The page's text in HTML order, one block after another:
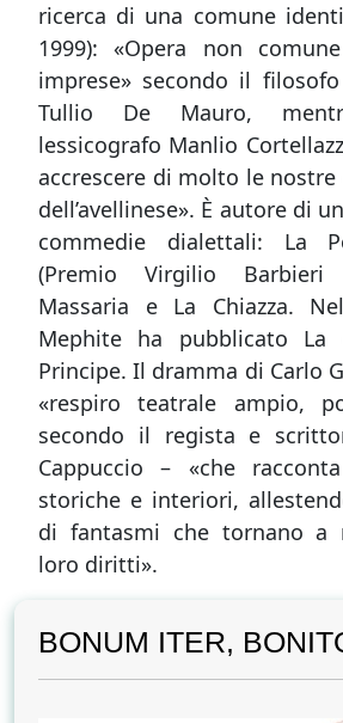
ricerca di una comune
1999): «Opera non
imprese» secondo il
Tullio De Mauro,
lessicografo Manlio
accrescere di molto le nostre
dell’avellinese». È autore di
commedie dialettali: La
(Premio Virgilio Barbieri
Massaria e La Chiazza.
Mephite ha pubblicato La
Principe. Il dramma di Carlo
«respiro teatrale ampio,
secondo il regista e
Cappuccio – «che
storiche e interiori,
di fantasmi che tornano a
loro diritti».
BONUM ITER,